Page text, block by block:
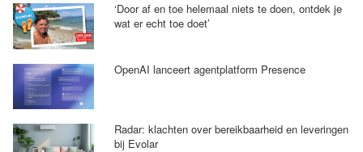
‘Door af en toe helemaal niets te doen, ontdek je
wat er echt toe doet’
OpenAI lanceert agentplatform Presence
Radar: klachten over bereikbaarheid en leveringen
bij Evolar